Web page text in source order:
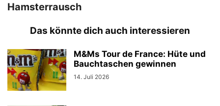
Hamsterrausch
Das könnte dich auch interessieren
M&Ms Tour de France: Hüte und
Bauchtaschen gewinnen
14. Juli 2026